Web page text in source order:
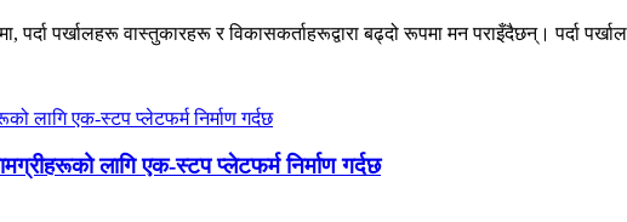
पर्खालहरू वास्तुकारहरू र विकासकर्ताहरूद्वारा बढ्दो रूपमा मन पराइँदैछन्। पर्दा
लागि एक-स्टप प्लेटफर्म निर्माण गर्दछ